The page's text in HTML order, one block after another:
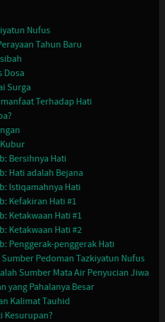
Nufus
Tahun Baru
Dosa
Surga
Terhadap Hati
Bersihnya Hati
Hati adalah Bejana
Istiqamahnya Hati
Kefakiran Hati #1
Ketakwaan Hati #1
Ketakwaan Hati #2
Penggerak-penggerak Hati
Pedoman Tazkiyatun Nufus
Sumber Mata Air Penyucian Jiwa
yang Pahalanya Besar
Kalimat Tauhid
Kesurupan?